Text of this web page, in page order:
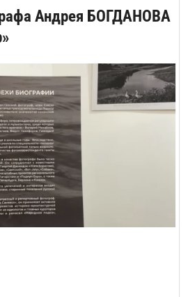
Андрея БОГДАНОВА